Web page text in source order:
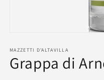
MAZZETTI D'ALTAVILLA
Grappa di